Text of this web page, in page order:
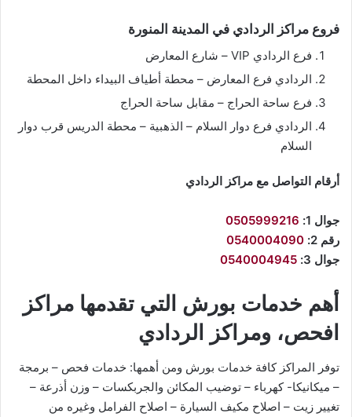
فروع مراكز الردادي في المدينة المنورة
فرع الردادي VIP – شارع المعارض
الردادي فرع المعارض – محطة أطياف البيداء داخل المحطة
فرع ساحة الحراج – مقابل ساحة الحراج
الردادي فرع دوار السلام – الذهبية – محطة الدريس قرب دوار
السلام
أرقام التواصل مع مراكز الردادي
جوال 1:
0505999216
رقم 2:
0540004090
جوال 3:
0540004945
أهم خدمات بورش التي تقدمها مراكز
افحص، ومراكز الردادي
توفر المراكز كافة خدمات بورش ومن أهمها: خدمات فحص – برمجة
– ميكانيكا- كهرباء – توضيب المكائن والجربكسات – وزن أذرعة –
تغيير زيت – اصلاح مكيف السيارة – اصلاح الفرامل وغيره من